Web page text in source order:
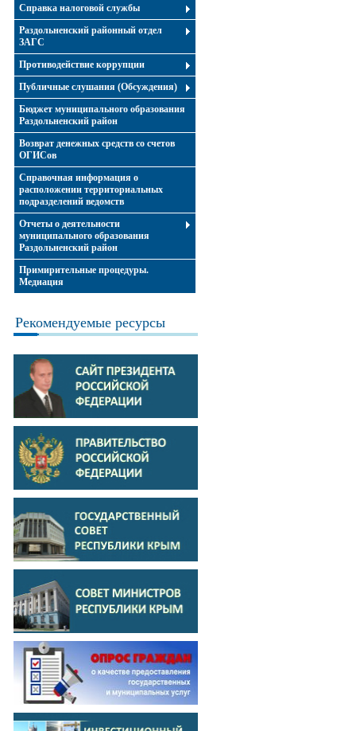
Справка налоговой службы
Раздольненский районный отдел
ЗАГС
Противодействие коррупции
Публичные слушания (Обсуждения)
Бюджет муниципального образования
Раздольненский район
Возврат денежных средств со счетов
ОГИСов
Справочная информация о
расположении территориальных
подразделений ведомств
Отчеты о деятельности
муниципального образования
Раздольненский район
Примирительные процедуры.
Медиация
Рекомендуемые ресурсы